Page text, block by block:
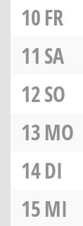
10FR
11 SA
12SO
13MO
14DI
15MI